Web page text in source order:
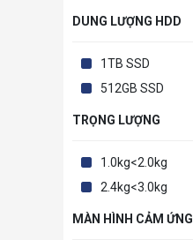
DUNG LƯỢNG HDD
1TB SSD
512GB SSD
TRỌNG LƯỢNG
1.0kg<2.0kg
2.4kg<3.0kg
MÀN HÌNH CẢM ỨNG